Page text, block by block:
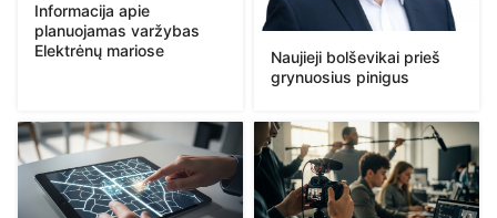
Informacija apie
planuojamas varžybas
Elektrėnų mariose
Naujieji bolševikai prieš
grynuosius pinigus